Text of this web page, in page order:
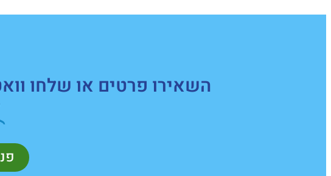
השאירו פרטים או שלחו